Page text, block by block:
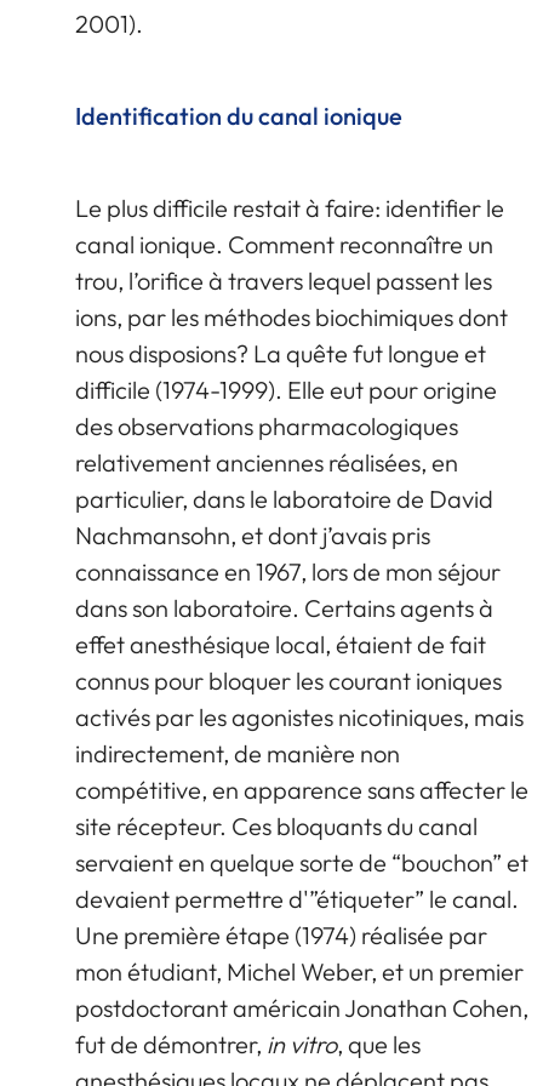
2001).
Identification du canal ionique
Le plus difficile restait à faire: identifier le
canal ionique. Comment reconnaître un
trou, l’orifice à travers lequel passent les
ions, par les méthodes biochimiques dont
nous disposions? La quête fut longue et
difficile (1974-1999). Elle eut pour origine
des observations pharmacologiques
relativement anciennes réalisées, en
particulier, dans le laboratoire de David
Nachmansohn, et dont j’avais pris
connaissance en 1967, lors de mon séjour
dans son laboratoire. Certains agents à
effet anesthésique local, étaient de fait
connus pour bloquer les courant ioniques
activés par les agonistes nicotiniques, mais
indirectement, de manière non
compétitive, en apparence sans affecter le
site récepteur. Ces bloquants du canal
servaient en quelque sorte de “bouchon” et
devaient permettre d'”étiqueter” le canal.
Une première étape (1974) réalisée par
mon étudiant, Michel Weber, et un premier
postdoctorant américain Jonathan Cohen,
fut de démontrer, in vitro, que les